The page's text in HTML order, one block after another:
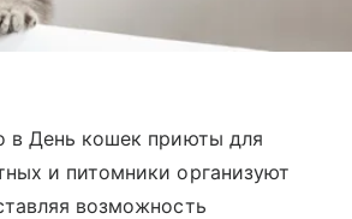
в День кошек приюты для
и питомники организуют
возможность